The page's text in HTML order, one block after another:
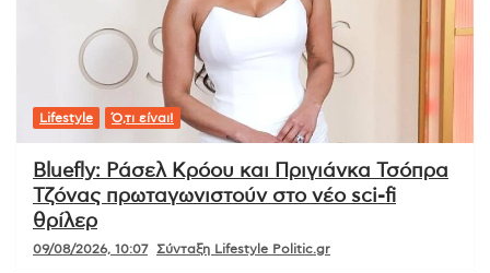
Lifestyle Ό,τι είναι!
Bluefly: Ράσελ Κρόου και Πριγιάνκα Τσόπρα
Τζόνας πρωταγωνιστούν στο νέο sci-fi
θρίλερ
09/08/2026, 10:07 Σύνταξη Lifestyle Politic.gr